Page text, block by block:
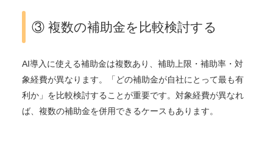
③ 複数の補助金を比較検討する
AI導入に使える補助金は複数あり、補助上限・補助率・対
象経費が異なります。「どの補助金が自社にとって最も有
利か」を比較検討することが重要です。対象経費が異なれ
ば、複数の補助金を併用できるケースもあります。